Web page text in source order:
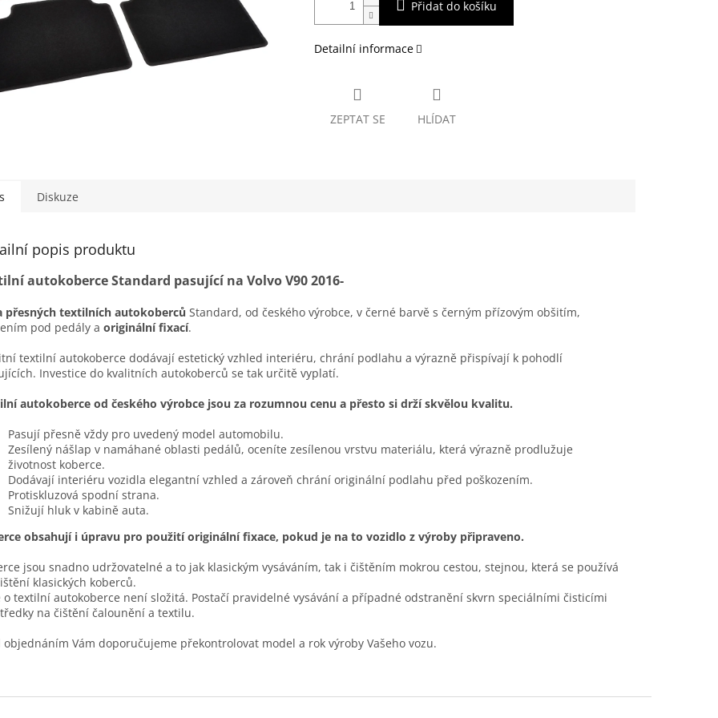
Přidat do košíku
Detailní informace
ZEPTAT SE HLÍDAT
Diskuze
popis produktu
autokoberce Standard pasující na Volvo V90 2016-
přesných textilních autokoberců Standard, od českého výrobce, v černé barvě s černým přízovým obšitím,
pod pedály a originální fixací.
textilní autokoberce dodávají estetický vzhled interiéru, chrání podlahu a výrazně přispívají k pohodlí
Investice do kvalitních autokoberců se tak určitě vyplatí.
autokoberce od českého výrobce jsou za rozumnou cenu a přesto si drží skvělou kvalitu.
Pasují přesně vždy pro uvedený model automobilu.
Zesílený nášlap v namáhané oblasti pedálů, oceníte zesílenou vrstvu materiálu, která výrazně prodlužuje
životnost koberce.
Dodávají interiéru vozidla elegantní vzhled a zároveň chrání originální podlahu před poškozením.
Protiskluzová spodní strana.
Snižují hluk v kabině auta.
obsahují i úpravu pro použití originální fixace, pokud je na to vozidlo z výroby připraveno.
jsou snadno udržovatelné a to jak klasickým vysáváním, tak i čištěním mokrou cestou, stejnou, která se používá
klasických koberců.
o textilní autokoberce není složitá. Postačí pravidelné vysávání a případné odstranění skvrn speciálními čisticími
na čištění čalounění a textilu.
objednáním Vám doporučujeme překontrolovat model a rok výroby Vašeho vozu.